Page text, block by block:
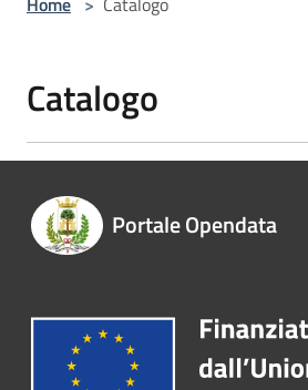
Catalogo
Portale Opendata